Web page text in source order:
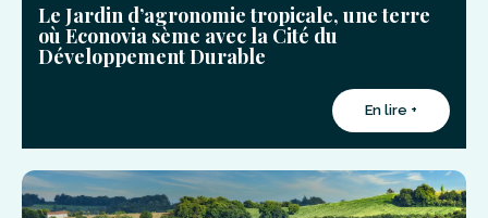
Le Jardin d’agronomie tropicale, une terre
où Econovia sème avec la Cité du
Développement Durable
En lire +